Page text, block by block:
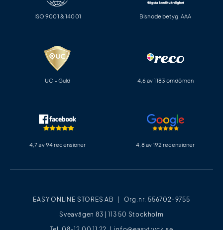
EASY ONLINE STORES AB | Org.nr. 556702-9755
Sveavägen 83 | 113 50 Stockholm
ISO 9001 & 14001 Bisnode betyg: AAA
UC - Guld 4,6 av 1183 omdömen
4,7 av 94 recensioner 4,8 av 192 recensioner